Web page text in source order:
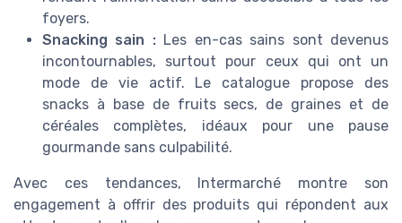
foyers.
Snacking sain :Les en-cas sains sont devenus
incontournables, surtout pour ceux qui ont un
mode de vie actif. Le catalogue propose des
snacks à base de fruits secs, de graines et de
céréales complètes, idéaux pour une pause
gourmande sans culpabilité.
Avec ces tendances, Intermarché montre son
engagement à offrir des produits qui répondent aux